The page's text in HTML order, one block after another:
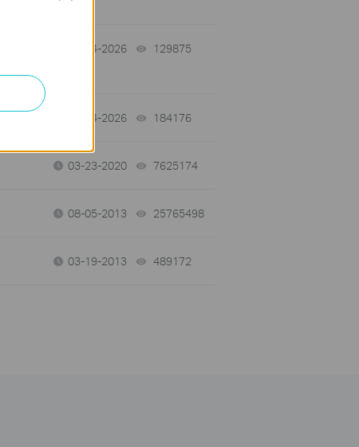
06-24-2026 129875
06-24-2026 184176
03-23-2020 7625174
08-05-2013 25765498
03-19-2013 489172